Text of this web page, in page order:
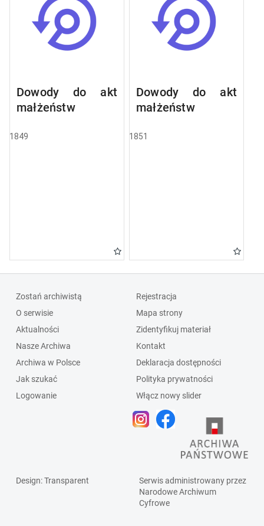
Dowody do akt
małżeństw
1849
Dowody do akt
małżeństw
1851
Zostań archiwistą
O serwisie
Aktualności
Nasze Archiwa
Archiwa w Polsce
Jak szukać
Logowanie
Rejestracja
Mapa strony
Zidentyfikuj materiał
Kontakt
Deklaracja dostępności
Polityka prywatności
Włącz nowy slider
Design: Transparent
Serwis administrowany przez
Narodowe Archiwum
Cyfrowe